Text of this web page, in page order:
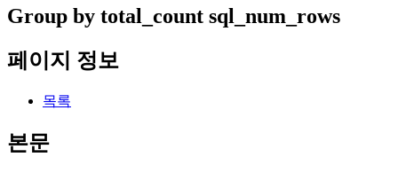
Group by total_count sql_num_rows
페이지 정보
목록
본문